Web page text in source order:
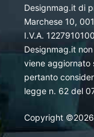
Designmag.it di
Marchese 10,
I.V.A.
Designmag.it
viene aggiornato
pertanto
legge n. 62 del
Copyright